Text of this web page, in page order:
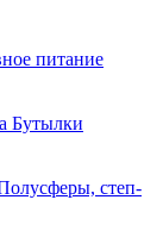
питание
Бутылки
степ-